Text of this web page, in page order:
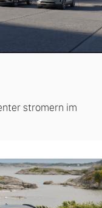
stromern im